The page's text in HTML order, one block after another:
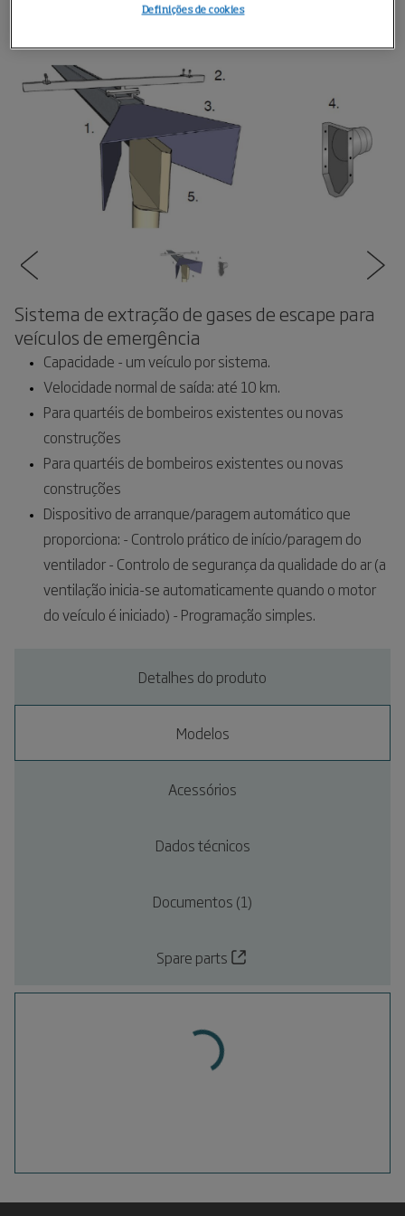
Sistema de extração de gases de escape para
veículos de emergência
Capacidade - um veículo por sistema.
Velocidade normal de saída: até 10 km.
Para quartéis de bombeiros existentes ou novas
construções
Para quartéis de bombeiros existentes ou novas
construções
Dispositivo de arranque/paragem automático que
proporciona: - Controlo prático de início/paragem do
ventilador - Controlo de segurança da qualidade do ar (a
ventilação inicia-se automaticamente quando o motor
do veículo é iniciado) - Programação simples.
Detalhes do produto
Modelos
Acessórios
Dados técnicos
Documentos (1)
Spare parts
Definições de cookies